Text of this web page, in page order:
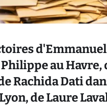
au
Rachida Dati
de Laure